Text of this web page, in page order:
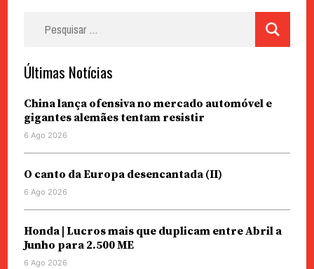
Últimas Notícias
China lança ofensiva no mercado automóvel e
gigantes alemães tentam resistir
6 Ago 2026
O canto da Europa desencantada (II)
6 Ago 2026
Honda | Lucros mais que duplicam entre Abril a
Junho para 2.500 ME
6 Ago 2026